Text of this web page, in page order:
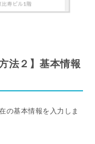
法２】基本情報
の基本情報を入力しま